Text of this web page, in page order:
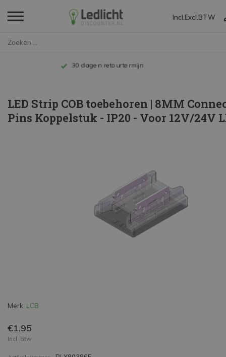
Incl. Excl. BTW
Tot 10 jaar garantie
LED Strip COB toebehoren | 8MM
Pins Koppelstuk - IP20 - Voor 12V/24V
Merk: LCB
€1,95
Incl. btw